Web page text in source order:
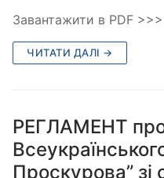
Завантажити в PDF >>>
ЧИТАТИ ДАЛІ →
РЕГЛАМЕНТ
Проскурова” зі